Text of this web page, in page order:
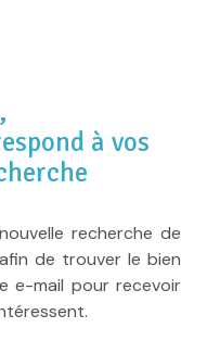
à vos
recherche de
de trouver le bien
e-mail pour recevoir